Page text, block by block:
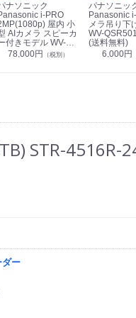
ナソニック
i-PRO
屋内 小
AIカメラ スピーカ
付きモデル WV-
S71301-F2L (送料無
78,000円 （税別）
パナソニッ
Panasonic
メラ吊り下
WV-
(送料無料)
6,000円
STR-4516R-
ダー